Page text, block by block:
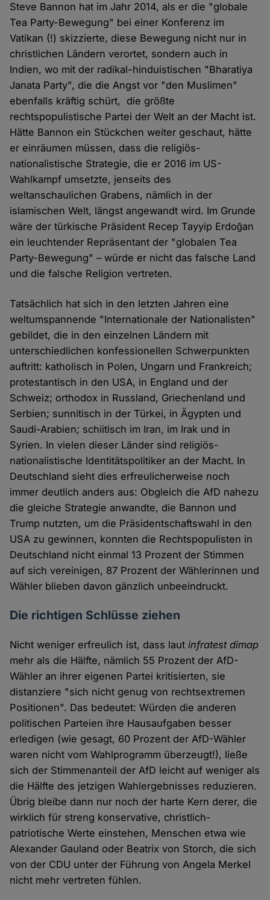
Steve Bannon hat im Jahr 2014, als er die "globale
Tea Party-Bewegung" bei einer Konferenz im
Vatikan (!) skizzierte, diese Bewegung nicht nur in
christlichen Ländern verortet, sondern auch in
Indien, wo mit der radikal-hinduistischen "Bharatiya
Janata Party", die die Angst vor "den Muslimen"
ebenfalls kräftig schürt, die größte
rechtspopulistische Partei der Welt an der Macht ist.
Hätte Bannon ein Stückchen weiter geschaut, hätte
er einräumen müssen, dass die religiös-
nationalistische Strategie, die er 2016 im US-
Wahlkampf umsetzte, jenseits des
weltanschaulichen Grabens, nämlich in der
islamischen Welt, längst angewandt wird. Im Grunde
wäre der türkische Präsident Recep Tayyip Erdoğan
ein leuchtender Repräsentant der "globalen Tea
Party-Bewegung" – würde er nicht das falsche Land
und die falsche Religion vertreten.
Tatsächlich hat sich in den letzten Jahren eine
weltumspannende "Internationale der Nationalisten"
gebildet, die in den einzelnen Ländern mit
unterschiedlichen konfessionellen Schwerpunkten
auftritt: katholisch in Polen, Ungarn und Frankreich;
protestantisch in den USA, in England und der
Schweiz; orthodox in Russland, Griechenland und
Serbien; sunnitisch in der Türkei, in Ägypten und
Saudi-Arabien; schiitisch im Iran, im Irak und in
Syrien. In vielen dieser Länder sind religiös-
nationalistische Identitätspolitiker an der Macht. In
Deutschland sieht dies erfreulicherweise noch
immer deutlich anders aus: Obgleich die AfD nahezu
die gleiche Strategie anwandte, die Bannon und
Trump nutzten, um die Präsidentschaftswahl in den
USA zu gewinnen, konnten die Rechtspopulisten in
Deutschland nicht einmal 13 Prozent der Stimmen
auf sich vereinigen, 87 Prozent der Wählerinnen und
Wähler blieben davon gänzlich unbeeindruckt.
Die richtigen Schlüsse ziehen
Nicht weniger erfreulich ist, dass lautinfratest dimap
mehr als die Hälfte, nämlich 55 Prozent der AfD-
Wähler an ihrer eigenen Partei kritisierten, sie
distanziere "sich nicht genug von rechtsextremen
Positionen". Das bedeutet: Würden die anderen
politischen Parteien ihre Hausaufgaben besser
erledigen (wie gesagt, 60 Prozent der AfD-Wähler
waren nicht vom Wahlprogramm überzeugt!), ließe
sich der Stimmenanteil der AfD leicht auf weniger als
die Hälfte des jetzigen Wahlergebnisses reduzieren.
Übrig bleibe dann nur noch der harte Kern derer, die
wirklich für streng konservative, christlich-
patriotische Werte einstehen, Menschen etwa wie
Alexander Gauland oder Beatrix von Storch, die sich
von der CDU unter der Führung von Angela Merkel
nicht mehr vertreten fühlen.